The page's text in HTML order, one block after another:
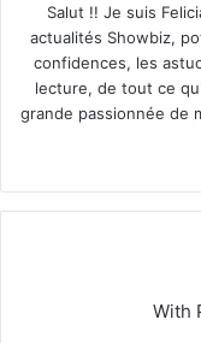
Salut !! Je suis
actualités Showbiz,
confidences, les
lecture, de tout ce
grande passionnée de
With